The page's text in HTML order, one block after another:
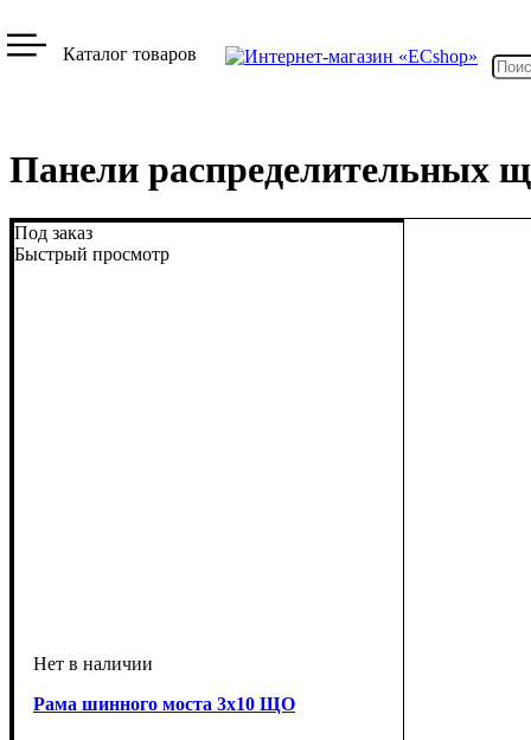
Панели распределительных
Под заказ
Быстрый просмотр
Рама шинного моста 3х10 ЩО
Каталог товаров